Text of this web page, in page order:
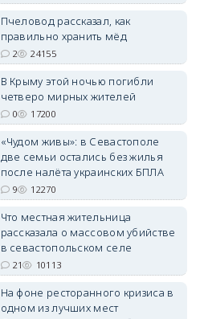
erid: 2SDnjdPjgYS
erid: 2SDnjdvhGXG
Пчеловод рассказал, как
правильно хранить мёд
2 24155
В Крыму этой ночью погибли
четверо мирных жителей
0 17200
«Чудом живы»: в Севастополе
две семьи остались без жилья
после налёта украинских БПЛА
9 12270
Что местная жительница
рассказала о массовом убийстве
в севастопольском селе
21 10113
На фоне ресторанного кризиса в
одном из лучших мест